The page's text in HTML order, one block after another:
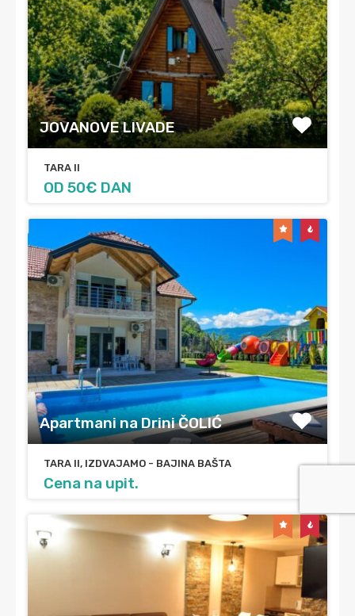
JOVANOVE LIVADE
TARA II
OD 50€ DAN
Apartmani na Drini ČOLIĆ
TARA II, IZDVAJAMO - BAJINA BAŠTA
Cena na upit.